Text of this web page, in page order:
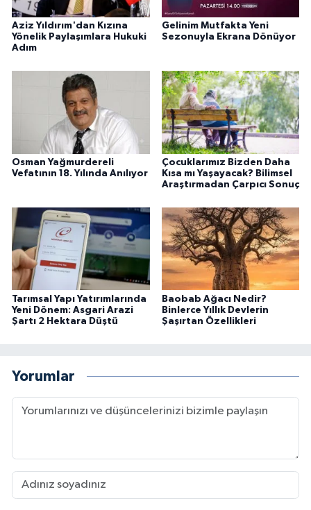
Aziz Yıldırım'dan Kızına
Yönelik Paylaşımlara Hukuki
Adım
Gelinim Mutfakta Yeni
Sezonuyla Ekrana Dönüyor
Osman Yağmurdereli
Vefatının 18. Yılında Anılıyor
Çocuklarımız Bizden Daha
Kısa mı Yaşayacak? Bilimsel
Araştırmadan Çarpıcı Sonuç
Tarımsal Yapı Yatırımlarında
Yeni Dönem: Asgari Arazi
Şartı 2 Hektara Düştü
Baobab Ağacı Nedir?
Binlerce Yıllık Devlerin
Şaşırtan Özellikleri
Yorumlar